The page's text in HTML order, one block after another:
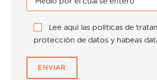
Lee aquí las políticas de
protección de datos y habeas